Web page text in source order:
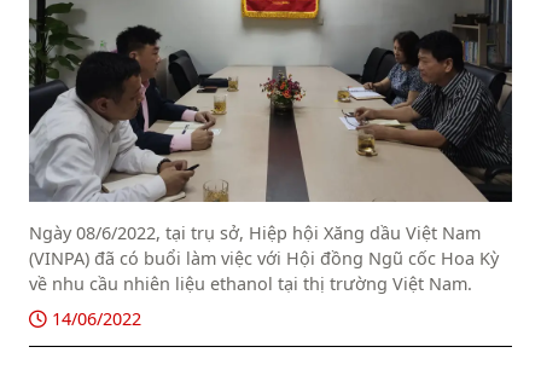
Ngày 08/6/2022, tại trụ sở, Hiệp hội Xăng dầu Việt Nam
(VINPA) đã có buổi làm việc với Hội đồng Ngũ cốc Hoa Kỳ
về nhu cầu nhiên liệu ethanol tại thị trường Việt Nam.
14/06/2022